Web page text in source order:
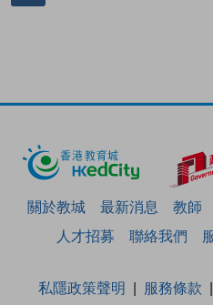
關於教城 最新消息 教師
人才招募
聯絡我們
私隱政策聲明 服務條款